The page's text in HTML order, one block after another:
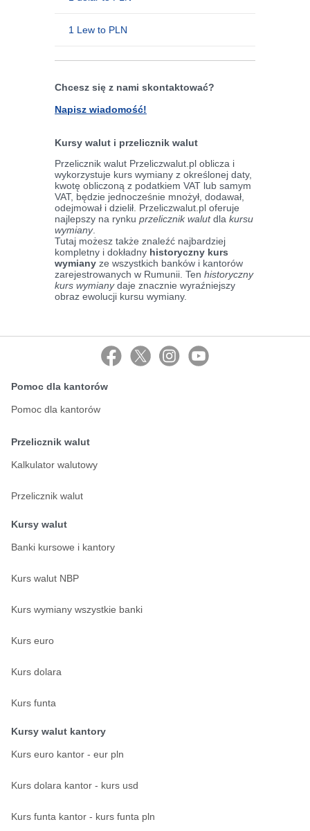
1 Lew to PLN
Chcesz się z nami skontaktować?
Napisz wiadomość!
Kursy walut i przelicznik walut
Przelicznik walut Przeliczwalut.pl oblicza i
wykorzystuje kurs wymiany z określonej daty,
kwotę obliczoną z podatkiem VAT lub samym
VAT, będzie jednocześnie mnożył, dodawał,
odejmował i dzielił. Przeliczwalut.pl oferuje
najlepszy na rynku przelicznik walutdla kursu
wymiany.
Tutaj możesz także znaleźć najbardziej
kompletny i dokładny historyczny kurs
wymiany ze wszystkich banków i kantorów
zarejestrowanych w Rumunii. Ten historyczny
kurs wymianydaje znacznie wyraźniejszy
obraz ewolucji kursu wymiany.
Pomoc dla kantorów
Pomoc dla kantorów
Przelicznik walut
Kalkulator walutowy
Przelicznik walut
Kursy walut
Banki kursowe i kantory
Kurs walut NBP
Kurs wymiany wszystkie banki
Kurs euro
Kurs dolara
Kurs funta
Kursy walut kantory
Kurs euro kantor - eur pln
Kurs dolara kantor - kurs usd
Kurs funta kantor - kurs funta pln